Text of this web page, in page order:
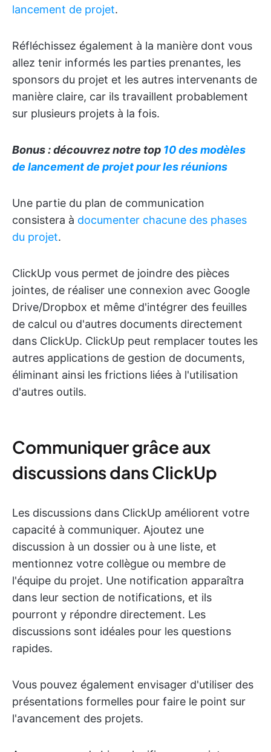
lancement de projet.
Réfléchissez également à la manière dont vous
allez tenir informés les parties prenantes, les
sponsors du projet et les autres intervenants de
manière claire, car ils travaillent probablement
sur plusieurs projets à la fois.
Bonus : découvrez notre top 10 des modèles
de lancement de projet pour les réunions
Une partie du plan de communication
consistera à documenter chacune des phases
du projet.
ClickUp vous permet de joindre des pièces
jointes, de réaliser une connexion avec Google
Drive/Dropbox et même d'intégrer des feuilles
de calcul ou d'autres documents directement
dans ClickUp. ClickUp peut remplacer toutes les
autres applications de gestion de documents,
éliminant ainsi les frictions liées à l'utilisation
d'autres outils.
Communiquer grâce aux
discussions dans ClickUp
Les discussions dans ClickUp améliorent votre
capacité à communiquer. Ajoutez une
discussion à un dossier ou à une liste, et
mentionnez votre collègue ou membre de
l'équipe du projet. Une notification apparaîtra
dans leur section de notifications, et ils
pourront y répondre directement. Les
discussions sont idéales pour les questions
rapides.
Vous pouvez également envisager d'utiliser des
présentations formelles pour faire le point sur
l'avancement des projets.